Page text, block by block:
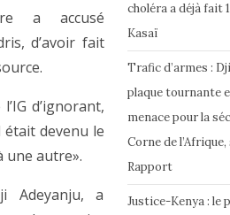
choléra a déjà fait
Kasaï
Trafic d’armes :
plaque tournante
menace pour la
Corne de
Rapport
Justice-Kenya : le
a accusé
d’avoir fait
d’ignorant,
était devenu le
une autre».
Adeyanju, a